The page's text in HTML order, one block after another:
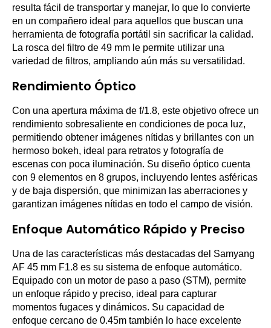
resulta fácil de transportar y manejar, lo que lo convierte
en un compañero ideal para aquellos que buscan una
herramienta de fotografía portátil sin sacrificar la calidad.
La rosca del filtro de 49 mm le permite utilizar una
variedad de filtros, ampliando aún más su versatilidad.
Rendimiento Óptico
Con una apertura máxima de f/1.8, este objetivo ofrece un
rendimiento sobresaliente en condiciones de poca luz,
permitiendo obtener imágenes nítidas y brillantes con un
hermoso bokeh, ideal para retratos y fotografía de
escenas con poca iluminación. Su diseño óptico cuenta
con 9 elementos en 8 grupos, incluyendo lentes asféricas
y de baja dispersión, que minimizan las aberraciones y
garantizan imágenes nítidas en todo el campo de visión.
Enfoque Automático Rápido y Preciso
Una de las características más destacadas del Samyang
AF 45 mm F1.8 es su sistema de enfoque automático.
Equipado con un motor de paso a paso (STM), permite
un enfoque rápido y preciso, ideal para capturar
momentos fugaces y dinámicos. Su capacidad de
enfoque cercano de 0.45m también lo hace excelente